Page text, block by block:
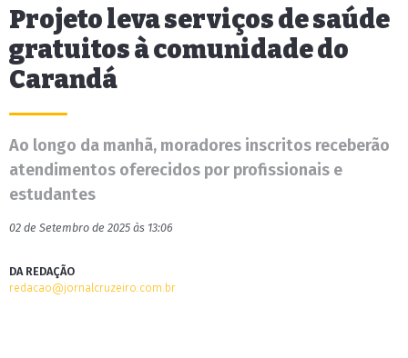
Projeto leva serviços de saúde
gratuitos à comunidade do
Carandá
Ao longo da manhã, moradores inscritos receberão
atendimentos oferecidos por profissionais e
estudantes
02 de Setembro de 2025 às 13:06
DA REDAÇÃO
redacao@jornalcruzeiro.com.br